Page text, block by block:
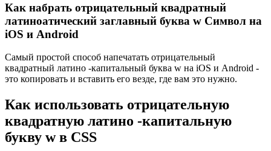
Как набрать отрицательный квадратный
латиноатический заглавный буква w Символ на
iOS и Android
Самый простой способ напечатать отрицательный
квадратный латино -капитальный буква w на iOS и Android -
это копировать и вставить его везде, где вам это нужно.
Как использовать отрицательную
квадратную латино -капитальную
букву w в CSS